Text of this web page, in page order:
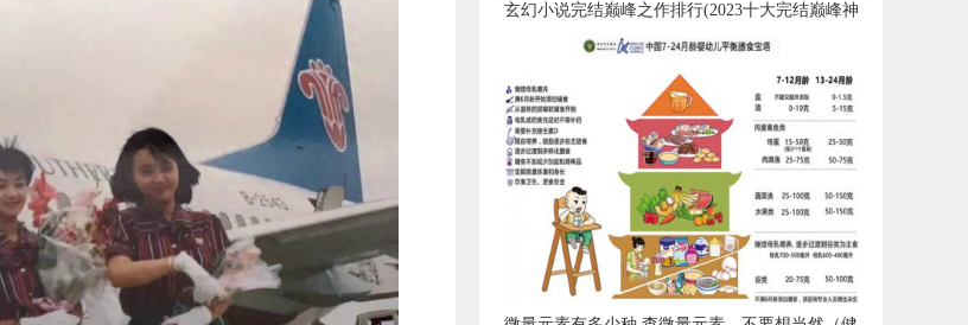
​玄幻小说完结巅峰之作排行(2023十大完结巅峰神
作)